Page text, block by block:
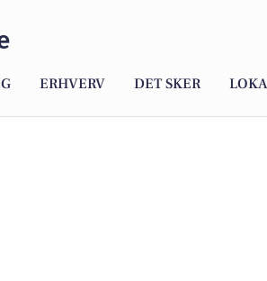
ERHVERV DET SKER